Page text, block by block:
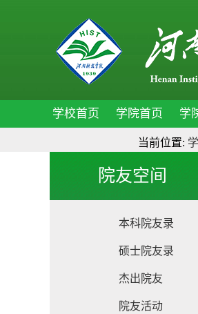
学校首页 学院首页 学
当前位置:
院友空间
本科院友录
硕士院友录
杰出院友
院友活动